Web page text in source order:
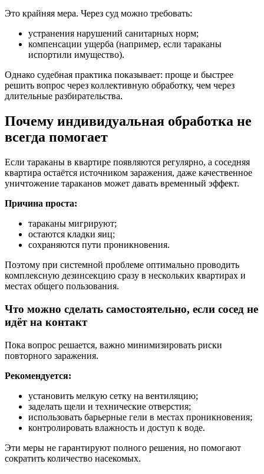
Это крайняя мера. Через суд можно требовать:
устранения нарушений санитарных норм;
компенсации ущерба (например, если тараканы
испортили имущество).
Однако судебная практика показывает: проще и быстрее
решить вопрос через коллективную обработку, чем через
длительные разбирательства.
Почему индивидуальная обработка не
всегда помогает
Если тараканы в квартире появляются регулярно, а соседняя
квартира остаётся источником заражения, даже качественное
уничтожение тараканов может давать временный эффект.
Причина проста:
тараканы мигрируют;
остаются кладки яиц;
сохраняются пути проникновения.
Поэтому при системной проблеме оптимально проводить
комплексную дезинсекцию сразу в нескольких квартирах и
местах общего пользования.
Что можно сделать самостоятельно, если сосед не
идёт на контакт
Пока вопрос решается, важно минимизировать риски
повторного заражения.
Рекомендуется:
установить мелкую сетку на вентиляцию;
заделать щели и технические отверстия;
использовать барьерные гели в местах проникновения;
контролировать влажность и доступ к воде.
Эти меры не гарантируют полного решения, но помогают
сократить количество насекомых.